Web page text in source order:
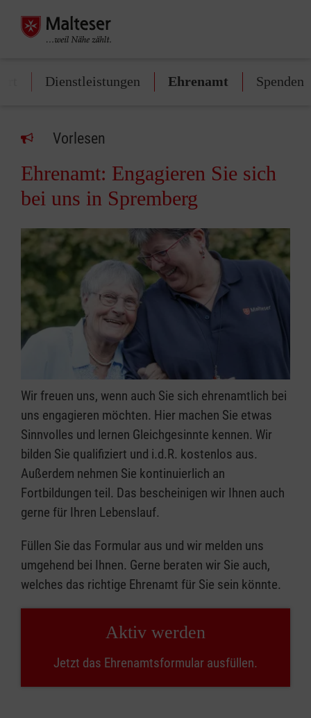
Dienstleistungen Ehrenamt Spenden
Vorlesen
Ehrenamt: Engagieren Sie sich
bei uns in Spremberg
Wir freuen uns, wenn auch Sie sich ehrenamtlich bei
uns engagieren möchten. Hier machen Sie etwas
Sinnvolles und lernen Gleichgesinnte kennen. Wir
bilden Sie qualifiziert und i.d.R. kostenlos aus.
Außerdem nehmen Sie kontinuierlich an
Fortbildungen teil. Das bescheinigen wir Ihnen auch
gerne für Ihren Lebenslauf.
Füllen Sie das Formular aus und wir melden uns
umgehend bei Ihnen. Gerne beraten wir Sie auch,
welches das richtige Ehrenamt für Sie sein könnte.
Aktiv werden
Jetzt das Ehrenamtsformular ausfüllen.